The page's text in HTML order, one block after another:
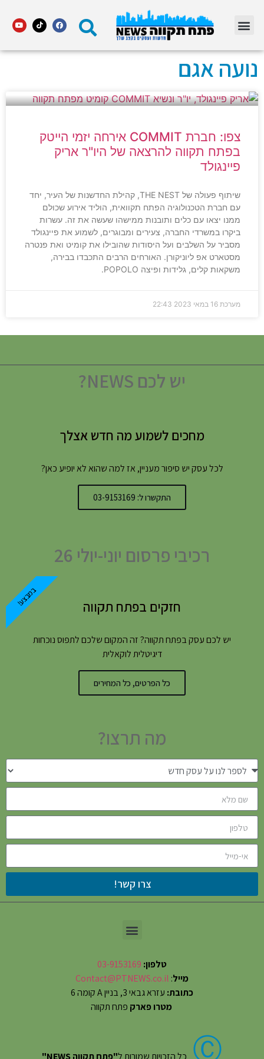
נועה אגם
צפו: חברת COMMIT אירחה יזמי הייטק
בפתח תקווה להרצאה של היו"ר אריק
פיינגולד
שיתוף פעולה של THE NEST, קהילת החדשנות של העיר, יחד
עם חברת הטכנולוגיה הפתח תקוואית, הוליד אירוע שכולם
ממנו יצאו עם כלים ותובנות ממישהו שעשה את זה. עשרות
ביקרו במשרדי החברה, צעירים ומבוגרים, לשמוע את פיינגולד
מסביר על השלבים ועל היסודות שהובילו את קומיט ואת פנטרה
מסטארט אפ ליוניקורן. האורחים הרבים התכבדו בבירה,
משקאות קלים, גלידות ופיצה POPOLO.
מערכת 16 במאי 2023 22:43
יש לכם NEWS?
מחכים לשמוע מה חדש אצלך
לכל עסק יש סיפור מעניין, אז למה שהוא לא יופיע כאן?
התקשרו ל: 03-9153169
רכיבי פרסום יוני-יולי 26
חזקים בפתח תקווה
יש לכם עסק בפתח תקווה? זה המקום שלכם לתפוס נוכחות
דיגיטלית לוקאלית
כל הפרטים, כל המחירים
במבצע!
מה תרצו?
צרו קשר!
טלפון: 03-9153169
מייל:
Contact@PTNEWS.co.il
כתובת: עזרא גבאי 3, בניין A קומה 6
מטרו פארק פתח תקווה
Ⓒ